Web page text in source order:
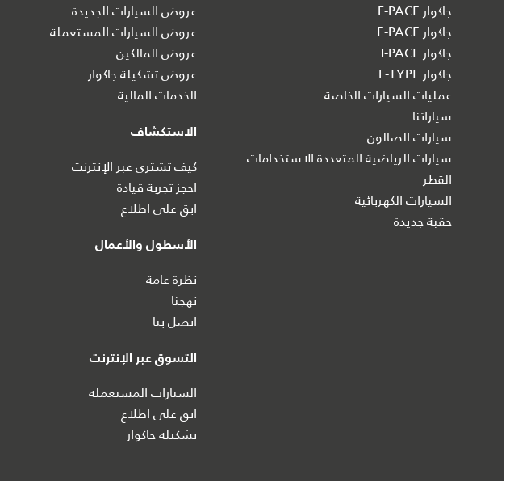
جاكوار F-PACE
جاكوار E-PACE
جاكوار I‑PACE
جاكوار F-TYPE
عمليات السيارات الخاصة
سياراتنا
سيارات الصالون
سيارات الرياضية المتعددة الاستخدامات
القطر
السيارات الكهربائية
حقبة جديدة
عروض السيارات الجديدة
عروض السيارات المستعملة
عروض المالكين
عروض تشكيلة جاكوار
الخدمات المالية
الاستكشاف
كيف تشتري عبر الإنترنت
احجز تجربة قيادة
ابق على اطلاع
الأسطول والأعمال
نظرة عامة
نهجنا
اتصل بنا
التسوق عبر الإنترنت
السيارات المستعملة
ابق على اطلاع
تشكيلة جاكوار